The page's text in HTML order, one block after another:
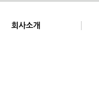
회사소개